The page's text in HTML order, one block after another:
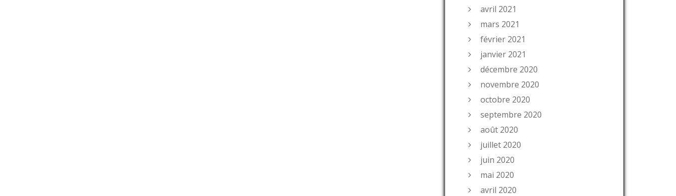
avril 2021
mars 2021
février 2021
janvier 2021
décembre 2020
novembre 2020
octobre 2020
septembre 2020
août 2020
juillet 2020
juin 2020
mai 2020
avril 2020